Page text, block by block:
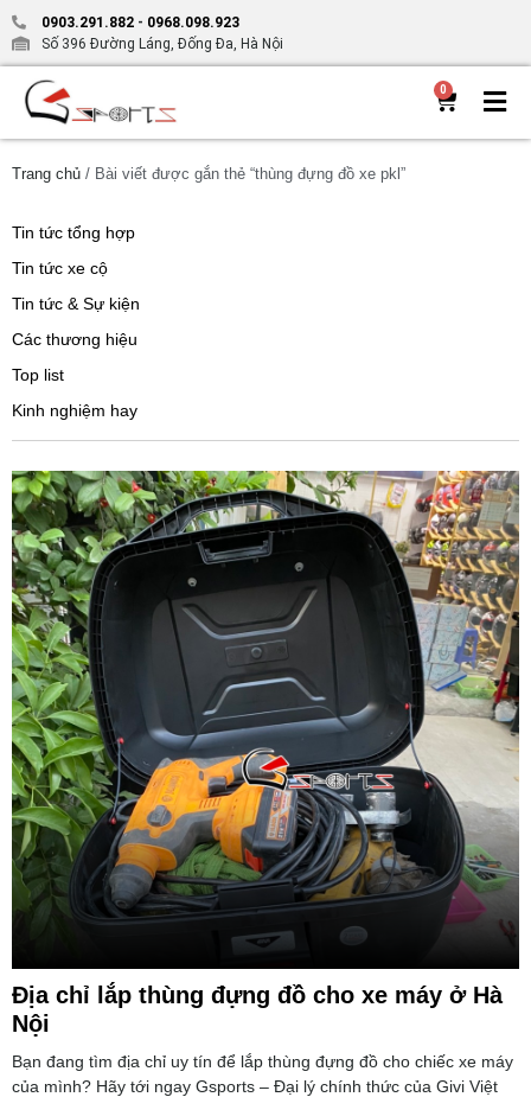
0903.291.882 - 0968.098.923
Số 396 Đường Láng, Đống Đa, Hà Nội
0
Trang chủ / Bài viết được gắn thẻ “thùng đựng đồ xe pkl”
Tin tức tổng hợp
Tin tức xe cộ
Tin tức & Sự kiện
Các thương hiệu
Top list
Kinh nghiệm hay
Địa chỉ lắp thùng đựng đồ cho xe máy ở Hà
Nội
Bạn đang tìm địa chỉ uy tín để lắp thùng đựng đồ cho chiếc xe máy
của mình? Hãy tới ngay Gsports – Đại lý chính thức của Givi Việt